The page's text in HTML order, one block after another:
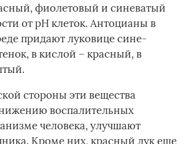
фиолетовый и синеватый
от рН клеток. Антоцианы в
придают луковице сине-
в кислой – красный, в
стороны эти вещества
воспалительных
человека, улучшают
Кроме них, красный лук еще